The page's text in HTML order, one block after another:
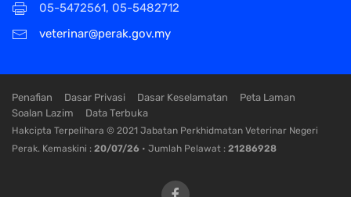
05-5472561, 05-5482712
veterinar@perak.gov.my
Penafian Dasar Privasi Dasar Keselamatan
Peta Laman
Soalan Lazim
Data Terbuka
Hakcipta Terpelihara © 2021 Jabatan Perkhidmatan Veterinar Negeri
Perak. Kemaskini : 20/07/26 • Jumlah Pelawat : 21286928